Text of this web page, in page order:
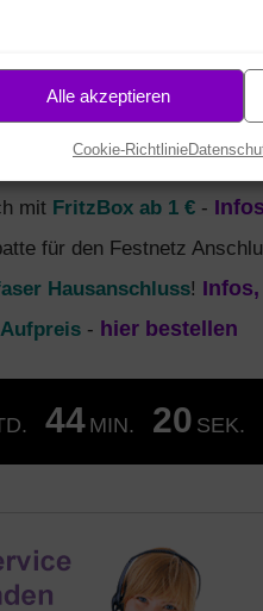
Alle akzeptieren
Cookie-Richtlinie
Preisvorteilen. Nutzen
neuestenTarifenund
ersten 6 Monate je nur 19,95
mit FritzBox ab 1 € -
für den Festnetz
Hausanschluss!
- hier bestellen
44 MIN. 19 SEK.